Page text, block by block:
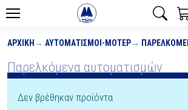
ΑΡΧΙΚΉ ΑΥΤΟΜΑΤΙΣΜΟΊ-ΜΟΤΈΡ
Παρελκόμενα αυτοματισμών
Δεν βρέθηκαν προϊόντα